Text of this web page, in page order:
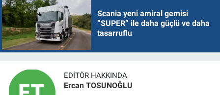
Scania yeni amiral gemisi
“SUPER” ile daha güçlü ve daha
tasarruflu
EDITÖR HAKKINDA
Ercan TOSUNOĞLU